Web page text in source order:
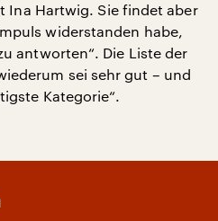
Ina Hartwig. Sie findet aber
widerstanden habe,
antworten“. Die Liste der
sei sehr gut – und
Kategorie“.